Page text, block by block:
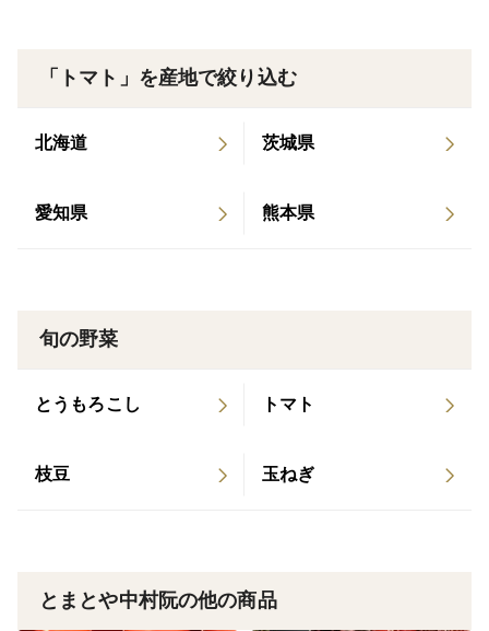
て「う～ん、しあわせ」という気持ちに。
・甘味ではなく、酸味と塩味で勝負できる本格派。いつ
マトにしていただいたら最高だと想像します。
「とまとや中村阮」が自信をもってお届けする最上級の
か？
「トマト」を産地で絞り込む
北海道 茨城県
愛知県 熊本県
旬の野菜
とうもろこし トマト
枝豆 玉ねぎ
とまとや中村阮の他の商品